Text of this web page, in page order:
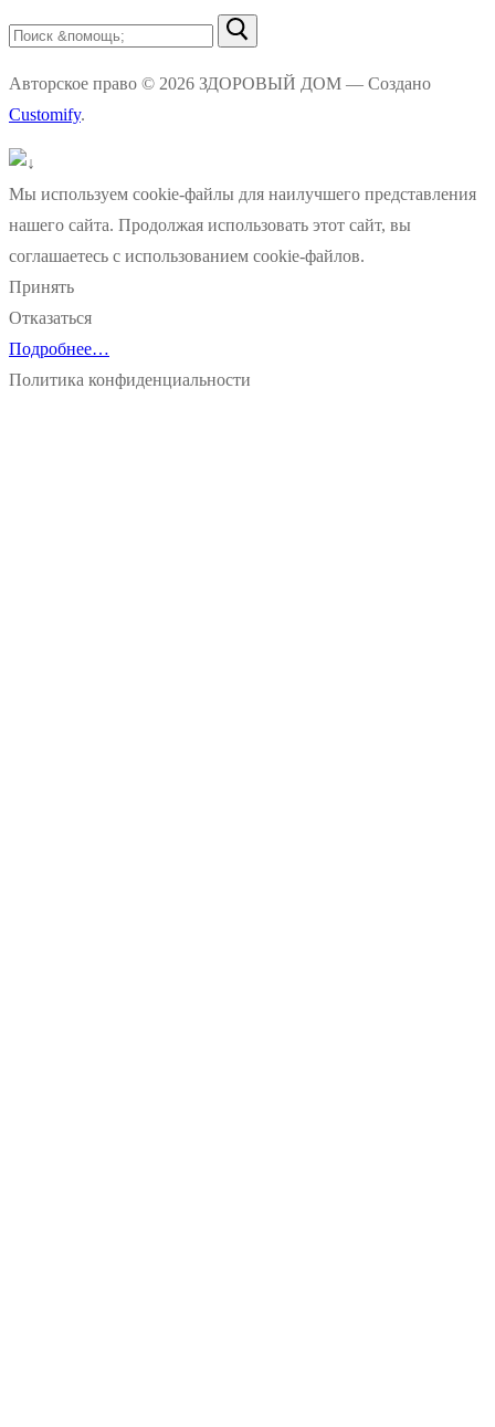
Найти:
Авторское право © 2026 ЗДОРОВЫЙ ДОМ — Создано
Customify.
Мы используем cookie-файлы для наилучшего представления
нашего сайта. Продолжая использовать этот сайт, вы
соглашаетесь с использованием cookie-файлов.
Принять
Отказаться
Подробнее…
Политика конфиденциальности